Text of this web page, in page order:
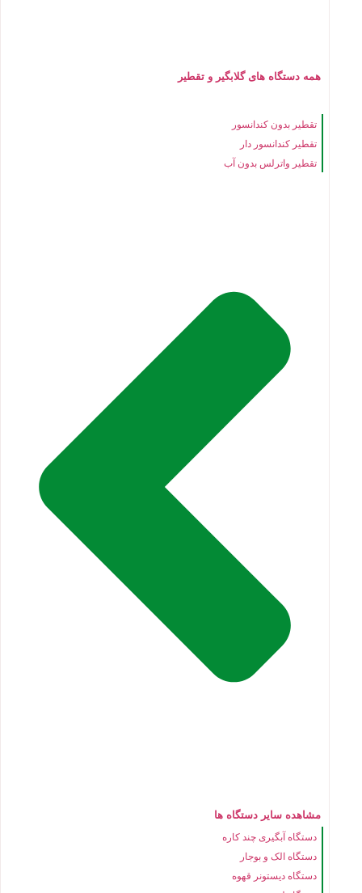
همه دستگاه های گلابگیر و تقطیر
تقطیر بدون کندانسور
تقطیر کندانسور دار
تقطیر واترلس بدون آب
مشاهده سایر دستگاه ها
دستگاه آبگیری چند کاره
دستگاه الک و بوجار
دستگاه دیستونر قهوه